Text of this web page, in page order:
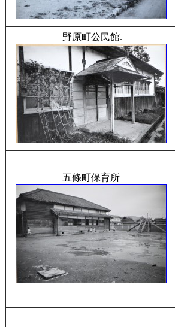
野原町公民館.
五條町保育所